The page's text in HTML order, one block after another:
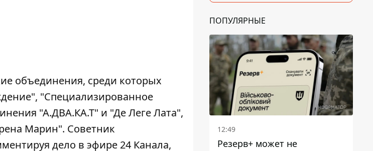
объединения, среди которых
"Специализированное
"А.ДВА.КА.Т" и "Де Леге Лата",
Марин". Советник
дело в эфире 24 Канала,
ПОПУЛЯРНЫЕ
12:49
Резерв+ может не